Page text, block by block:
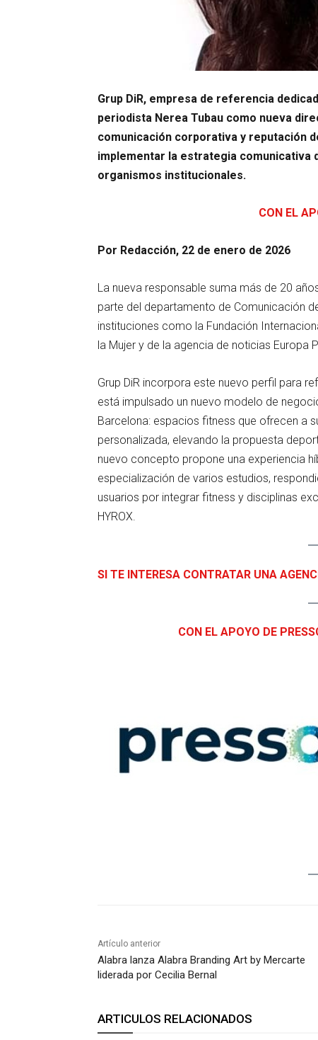
Grup DiR, empresa de referencia
periodista Nerea Tubau como nueva
comunicación corporativa y reputación
implementar la estrategia comunicativa
organismos institucionales.
CON EL
Por Redacción, 22 de enero de 2026
La nueva responsable suma más de 20
parte del departamento de Comunicación
instituciones como la Fundación
la Mujer y de la agencia de noticias Europa
Grup DiR incorpora este nuevo perfil para
está impulsado un nuevo modelo de
Barcelona: espacios fitness que ofrecen a
personalizada, elevando la propuesta
nuevo concepto propone una experiencia
especialización de varios estudios,
usuarios por integrar fitness y disciplinas
HYROX.
SI TE INTERESA CONTRATAR UNA
CON EL APOYO DE
Artículo anterior
Alabra lanza Alabra Branding Art by Mercarte
liderada por Cecilia Bernal
ARTICULOS RELACIONADOS